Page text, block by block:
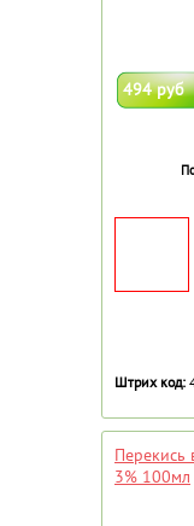
494 руб
Штрих код:
3% 100мл